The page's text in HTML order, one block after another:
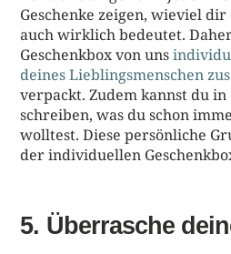
Geschenke zeigen, wieviel
auch wirklich bedeutet.
Geschenkbox von uns
deines Lieblingsmenschen
verpackt. Zudem kannst du
schreiben, was du schon
wolltest. Diese persönliche
der individuellen
5. Überrasche